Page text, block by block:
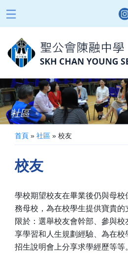
社區
首頁 » 社區 » 校友
校友
學校期望校友在畢業後仍與母校
務母校，為在校學生提供寶貴
限於：選舉校友會幹部、參與
享學習和人生規劃經驗、為在
招生說明會上分享求學經歷等等。